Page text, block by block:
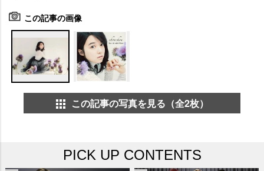
この記事の画像
この記事の写真を見る（全2枚）
PICK UP CONTENTS